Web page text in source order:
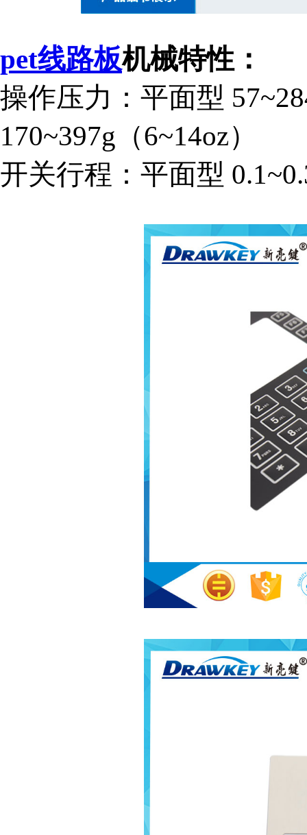
pet线路板机械特性：
操作压力：平面型
170~397g（6~14oz）
开关行程：平面型